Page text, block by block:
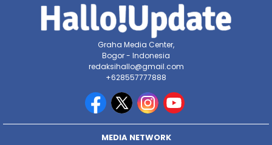
Graha Media Center,
Bogor - Indonesia
redaksihallo@gmail.com
+628557777888
MEDIA NETWORK